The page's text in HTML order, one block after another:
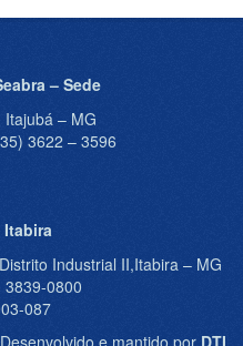
– Sede
Itajubá – MG
3622 – 3596
Itabira
Industrial II,Itabira – MG
3839-0800
087
e mantido por DTI